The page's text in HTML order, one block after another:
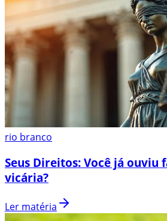
rio branco
Seus Direitos: Você já ouviu
vicária?
Ler matéria